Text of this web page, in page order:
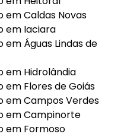
em Caldas Novas
em Iaciara
Águas Lindas de
em Hidrolândia
em Flores de Goiás
em Campos Verdes
em Campinorte
em Formoso